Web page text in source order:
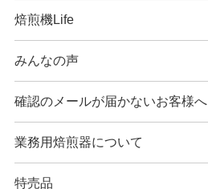
焙煎機Life
みんなの声
確認のメールが届かないお客様へ
業務用焙煎器について
特売品